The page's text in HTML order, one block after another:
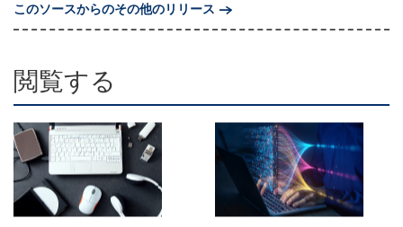
このソースからのその他のリリース
閲覧する